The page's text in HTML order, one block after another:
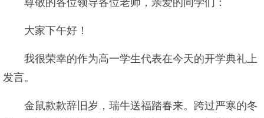
尊敬的各位领导各位老师，亲爱的同学们：
大家下午好！
我很荣幸的作为高一学生代表在今天的开学典礼上
发言。
金鼠款款辞旧岁，瑞牛送福踏春来。跨过严寒的冬